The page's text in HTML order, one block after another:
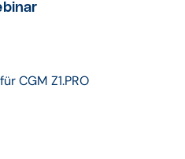
CGM Z1.PRO